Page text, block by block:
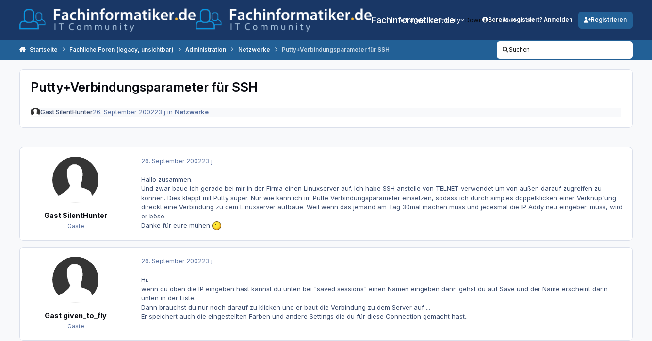
Fachinformatiker.de
Beiträge Community DownloadsJobs Info
Bereits registriert? Anmelden Registrieren
Startseite Fachliche Foren (legacy, unsichtbar) Administration Netzwerke Putty+Verbindungsparameter für SSH Suchen
Putty+Verbindungsparameter für SSH
Gast SilentHunter26. September 200223 j in Netzwerke
Gast SilentHunter
Gäste
26. September 200223 j
Hallo zusammen.
Und zwar baue ich gerade bei mir in der Firma einen Linuxserver auf. Ich habe SSH anstelle von TELNET verwendet um von außen darauf zugreifen zu
können. Dies klappt mit Putty super. Nur wie kann ich im Putte Verbindungsparameter einsetzen, sodass ich durch simples doppelklicken einer Verknüpfung
direckt eine Verbindung zu dem Linuxserver aufbaue. Weil wenn das jemand am Tag 30mal machen muss und jedesmal die IP Addy neu eingeben muss, wird
er böse.
Danke für eure mühen
Gast given_to_fly
Gäste
26. September 200223 j
Hi.
wenn du oben die IP eingeben hast kannst du unten bei "saved sessions" einen Namen eingeben dann gehst du auf Save und der Name erscheint dann
unten in der Liste.
Dann brauchst du nur noch darauf zu klicken und er baut die Verbindung zu dem Server auf ...
Er speichert auch die eingestellten Farben und andere Settings die du für diese Connection gemacht hast..